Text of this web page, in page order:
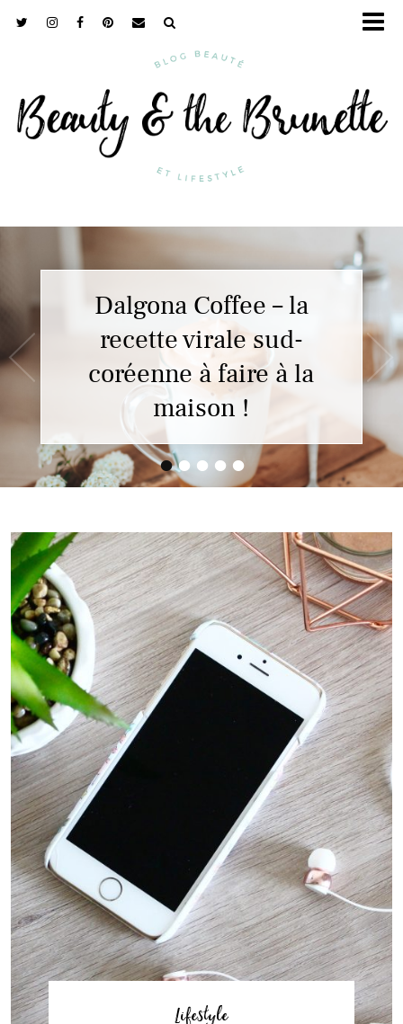
•••••
Dalgona Coffee – la
recette virale sud-
coréenne à faire à la
maison !
Antipodes, la cosmétique
bio de luxe !
Lifestyle